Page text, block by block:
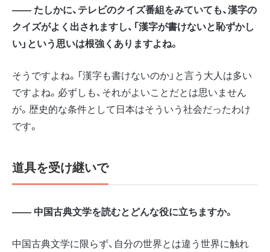
―― たしかに、テレビのクイズ番組をみていても、漢字の
クイズがよく出されますし、「漢字が書けないと恥ずかし
い」という思いは根強くありますよね。
そうですよね。「漢字も書けないのか」と言う大人は多い
ですよね。必ずしも、それがよいことだとは思いません
が。歴史的な条件として日本はそういう社会だったわけ
です。
道具を受け継いで
―― 中国古典文学を読むとどんな役に立ちますか。
中国古典文学に限らず、自分の世界とは違う世界に触れ